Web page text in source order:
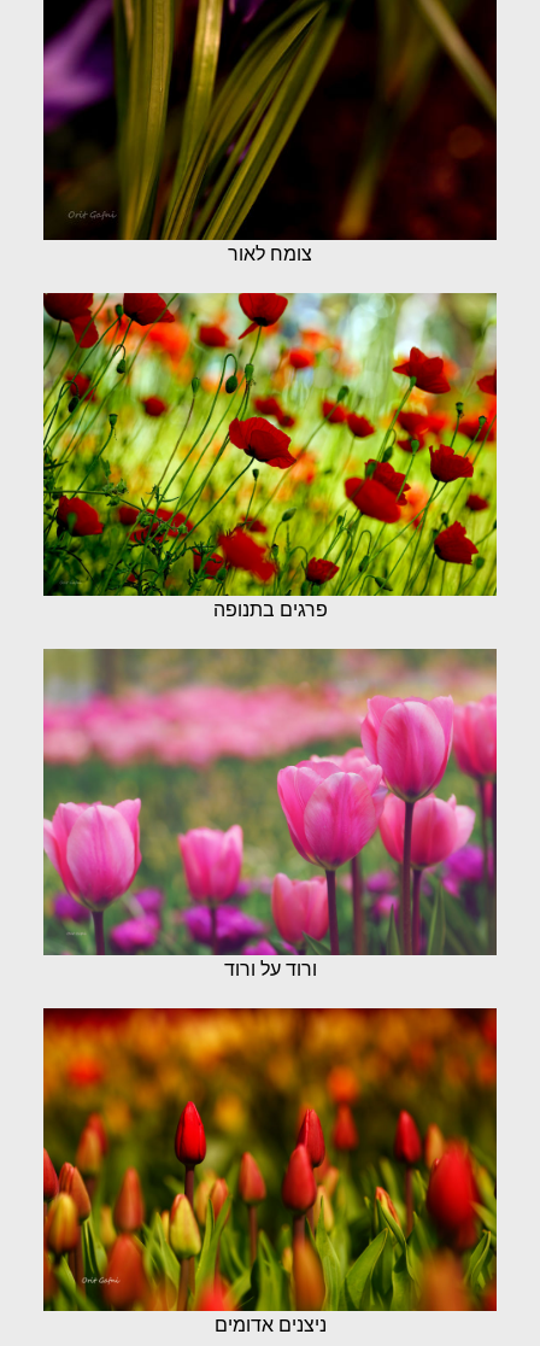
צומח לאור
פרגים בתנופה
ורוד על ורוד
ניצנים אדומים